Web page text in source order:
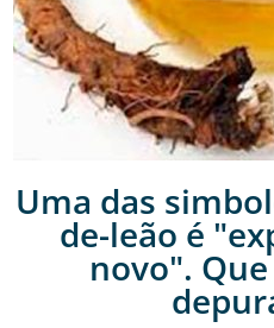
Uma das
de-leão é
novo".